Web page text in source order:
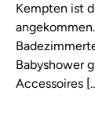
Kempten ist
Babyshower
Accessoires